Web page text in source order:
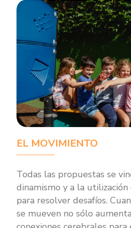
EL MOVIMIENTO
Todas las propuestas se
dinamismo y a la
para resolver desafíos.
se mueven no sólo